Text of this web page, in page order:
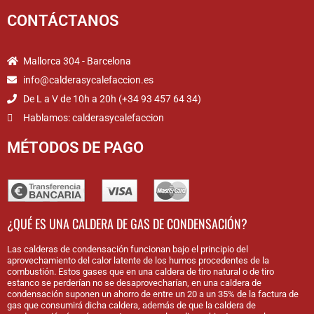
CONTÁCTANOS
Mallorca 304 - Barcelona
info@calderasycalefaccion.es
De L a V de 10h a 20h (+34 93 457 64 34)
Hablamos: calderasycalefaccion
MÉTODOS DE PAGO
¿QUÉ ES UNA CALDERA DE GAS DE CONDENSACIÓN?
Las calderas de condensación funcionan bajo el principio del
aprovechamiento del calor latente de los humos procedentes de la
combustión. Estos gases que en una caldera de tiro natural o de tiro
estanco se perderían no se desaprovecharían, en una caldera de
condensación suponen un ahorro de entre un 20 a un 35% de la factura de
gas que consumirá dicha caldera, además de que la caldera de